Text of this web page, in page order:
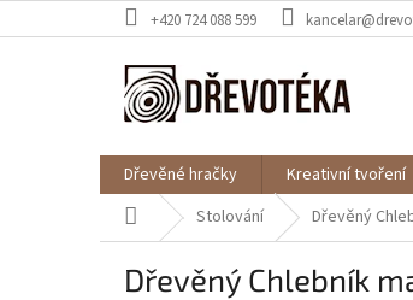
na
+420 724 088 599
Dřevěné hračky Kreativní tvoření
Domů Stolování Dřevěný
Dřevěný Chlebník